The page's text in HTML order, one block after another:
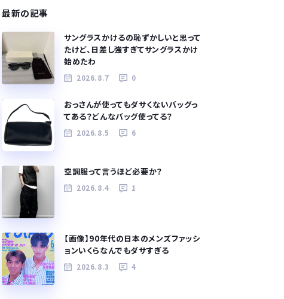
最新の記事
サングラスかけるの恥ずかしいと思って
たけど、日差し強すぎてサングラスかけ
始めたわ
2026.8.7 0
おっさんが使ってもダサくないバッグっ
てある？どんなバッグ使ってる？
2026.8.5 6
空調服って言うほど必要か？
2026.8.4 1
【画像】90年代の日本のメンズファッシ
ョンいくらなんでもダサすぎる
2026.8.3 4